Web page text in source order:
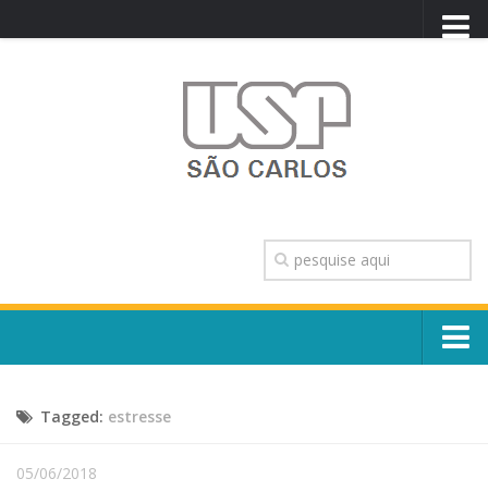
TRANSPARÊNCIA
OUVIDORIA
CONTATO
Escola, Institutos e Órgãos
Núcleos e Comissões
Tagged: estresse
05/06/2018